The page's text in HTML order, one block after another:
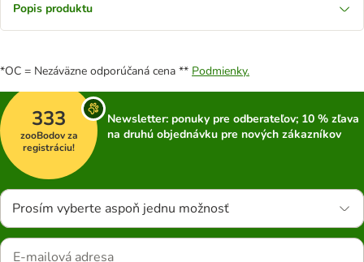
Popis produktu
*OC = Nezáväzne odporúčaná cena ** Podmienky.
333
zooBodov za
registráciu!
Newsletter: ponuky pre odberateľov; 10 % zľava
na druhú objednávku pre nových zákazníkov
Prosím vyberte aspoň jednu možnosť